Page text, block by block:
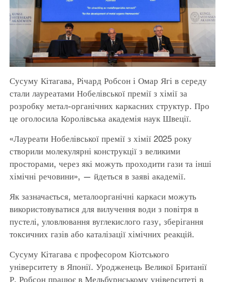
Сусуму Кітагава, Річард Робсон і Омар Ягі в середу
стали лауреатами Нобелівської премії з хімії за
розробку метал-органічних каркасних структур. Про
це оголосила Королівська академія наук Швеції.
«Лауреати Нобелівської премії з хімії 2025 року
створили молекулярні конструкції з великими
просторами, через які можуть проходити гази та інші
хімічні речовини», — йдеться в заяві академії.
Як зазначається, металоорганічні каркаси можуть
використовуватися для вилучення води з повітря в
пустелі, уловлювання вуглекислого газу, зберігання
токсичних газів або каталізації хімічних реакцій.
Сусуму Кітагава є професором Кіотського
університету в Японії. Уродженець Великої Британії
Р. Робсон працює в Мельбурнському університеті в